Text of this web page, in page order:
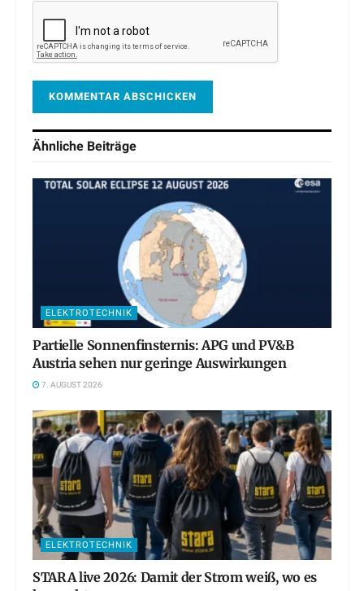
Ähnliche Beiträge
ELEKTROTECHNIK
Partielle Sonnenfinsternis: APG und PV&B
Austria sehen nur geringe Auswirkungen
7. AUGUST 2026
ELEKTROTECHNIK
STARA live 2026: Damit der Strom weiß, wo es